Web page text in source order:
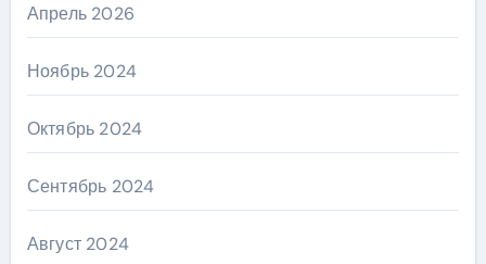
Апрель 2026
Ноябрь 2024
Октябрь 2024
Сентябрь 2024
Август 2024